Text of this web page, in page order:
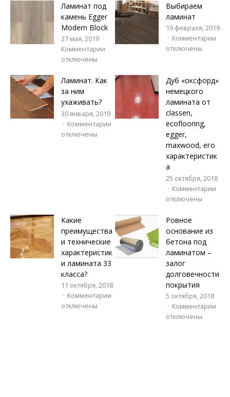
Ламинат под
камень Egger
Modern Block
27 мая, 2019
Комментарии
отключены
Выбираем
ламинат
19 февраля, 2019
Комментарии
отключены
Ламинат. Как
за ним
ухаживать?
30 января, 2019
Комментарии
отключены
Дуб «оксфорд»
немецкого
ламината от
classen,
ecoflooring,
egger,
maxwood, его
характеристик
а
25 октября, 2018
Комментарии
отключены
Какие
преимущества
и технические
характеристик
и ламината 33
класса?
11 октября, 2018
Комментарии
отключены
Ровное
основание из
бетона под
ламинатом –
залог
долговечности
покрытия
5 октября, 2018
Комментарии
отключены